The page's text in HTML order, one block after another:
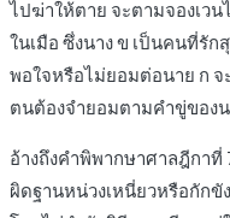
ไปฆ่าให้ตาย จะตามจองเว
ในเมือ ซึ่งนาง ข เป็นคนที่รั
พอใจหรือไม่ยอมต่อนาย ก จ
ตนต้องจำยอมตามคำขู่ของ
อ้างถึงคำพิพากษาศาลฎีกาที่
ผิดฐานหน่วงเหนี่ยวหรือกักขั